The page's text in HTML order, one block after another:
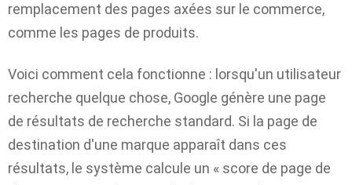
remplacement des pages axées sur le commerce,
comme les pages de produits.
Voici comment cela fonctionne : lorsqu'un utilisateur
recherche quelque chose, Google génère une page
de résultats de recherche standard. Si la page de
destination d'une marque apparaît dans ces
résultats, le système calcule un « score de page de